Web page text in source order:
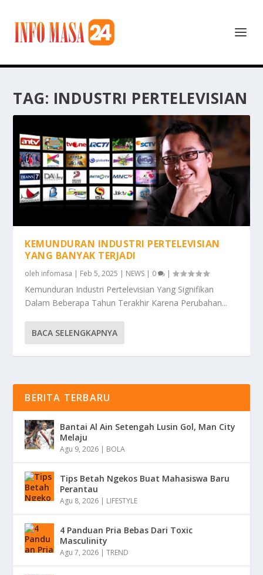
TAG: INDUSTRI PERTELEVISIAN
KEMUNDURAN INDUSTRI PERTELEVISIAN
YANG BANYAK TERJADI
oleh infomasa | Feb 5, 2025 | NEWS | 0 |
Kemunduran Industri Pertelevisian Yang Signifikan
Dalam Beberapa Tahun Terakhir Karena Perubahan...
BACA SELENGKAPNYA
BERITA TERBARU
Bantai Al Ain Setengah Lusin Gol, Man City
Melaju
Agu 9, 2026 | BOLA
Tips Betah Ngekos Buat Mahasiswa Baru
Perantau
Agu 8, 2026 | LIFESTYLE
4 Panduan Pria Bebas Dari Toxic
Masculinity
Agu 7, 2026 |TREND